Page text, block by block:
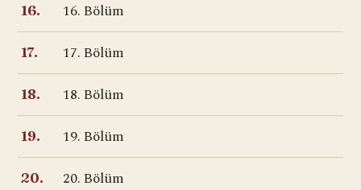
16. 16. Bölüm
17. 17. Bölüm
18. 18. Bölüm
19. 19. Bölüm
20. 20. Bölüm